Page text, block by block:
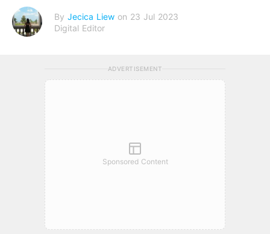
By Jecica Liew on 23 Jul 2023
Digital Editor
ADVERTISEMENT
Sponsored Content